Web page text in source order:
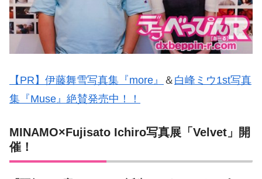
【PR】伊藤舞雪写真集『more』 ＆ 白峰ミウ1st写真
集『Muse』絶賛発売中！！
MINAMO×Fujisato Ichiro写真展「Velvet」開
催！